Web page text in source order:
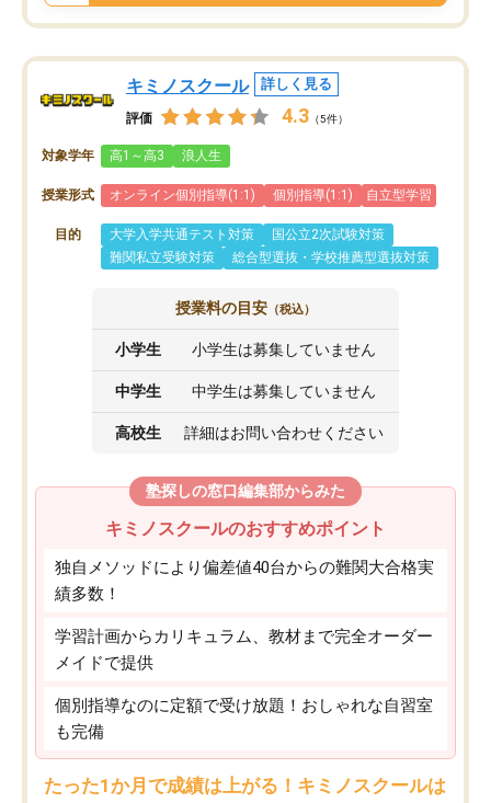
キミノスクール 詳しく見る
評価 4.3 （5件）
対象学年 高1～高3 浪人生
授業形式 オンライン個別指導(1:1) 個別指導(1:1) 自立型学習
目的 大学入学共通テスト対策
国公立2次試験対策
難関私立受験対策
総合型選抜・学校推薦型選抜対策
授業料の目安 （税込）
小学生 小学生は募集していません
中学生 中学生は募集していません
高校生 詳細はお問い合わせください
塾探しの窓口編集部からみた
キミノスクールのおすすめポイント
独自メソッドにより偏差値40台からの難関大合格実
績多数！
学習計画からカリキュラム、教材まで完全オーダー
メイドで提供
個別指導なのに定額で受け放題！おしゃれな自習室
も完備
たった1か月で成績は上がる！キミノスクールは